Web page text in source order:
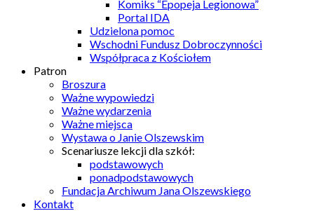
Komiks “Epopeja Legionowa”
Portal IDA
Udzielona pomoc
Wschodni Fundusz Dobroczynności
Współpraca z Kościołem
Patron
Broszura
Ważne wypowiedzi
Ważne wydarzenia
Ważne miejsca
Wystawa o Janie Olszewskim
Scenariusze lekcji dla szkół:
podstawowych
ponadpodstawowych
Fundacja Archiwum Jana Olszewskiego
Kontakt